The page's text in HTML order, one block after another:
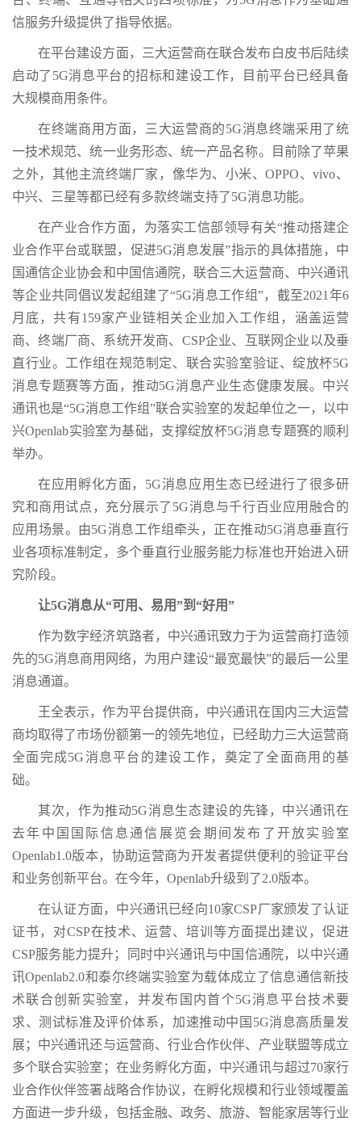
信服务升级提供了指导依据。
在平台建设方面，三大运营商在联合发布白皮书后陆续
启动了5G消息平台的招标和建设工作，目前平台已经具备
大规模商用条件。
在终端商用方面，三大运营商的5G消息终端采用了统
一技术规范、统一业务形态、统一产品名称。目前除了苹果
之外，其他主流终端厂家，像华为、小米、OPPO、vivo、
中兴、三星等都已经有多款终端支持了5G消息功能。
在产业合作方面，为落实工信部领导有关“推动搭建企
业合作平台或联盟，促进5G消息发展”指示的具体措施，中
国通信企业协会和中国信通院，联合三大运营商、中兴通讯
等企业共同倡议发起组建了“5G消息工作组”，截至2021年6
月底，共有159家产业链相关企业加入工作组，涵盖运营
商、终端厂商、系统开发商、CSP企业、互联网企业以及垂
直行业。工作组在规范制定、联合实验室验证、绽放杯5G
消息专题赛等方面，推动5G消息产业生态健康发展。中兴
通讯也是“5G消息工作组”联合实验室的发起单位之一，以中
兴Openlab实验室为基础，支撑绽放杯5G消息专题赛的顺利
举办。
在应用孵化方面，5G消息应用生态已经进行了很多研
究和商用试点，充分展示了5G消息与千行百业应用融合的
应用场景。由5G消息工作组牵头，正在推动5G消息垂直行
业各项标准制定，多个垂直行业服务能力标准也开始进入研
究阶段。
让5G消息从“可用、易用”到“好用”
作为数字经济筑路者，中兴通讯致力于为运营商打造领
先的5G消息商用网络，为用户建设“最宽最快”的最后一公里
消息通道。
王全表示，作为平台提供商，中兴通讯在国内三大运营
商均取得了市场份额第一的领先地位，已经助力三大运营商
全面完成5G消息平台的建设工作，奠定了全面商用的基
础。
其次，作为推动5G消息生态建设的先锋，中兴通讯在
去年中国国际信息通信展览会期间发布了开放实验室
Openlab1.0版本，协助运营商为开发者提供便利的验证平台
和业务创新平台。在今年，Openlab升级到了2.0版本。
在认证方面，中兴通讯已经向10家CSP厂家颁发了认证
证书，对CSP在技术、运营、培训等方面提出建议，促进
CSP服务能力提升；同时中兴通讯与中国信通院，以中兴通
讯Openlab2.0和泰尔终端实验室为载体成立了信息通信新技
术联合创新实验室，并发布国内首个5G消息平台技术要
求、测试标准及评价体系，加速推动中国5G消息高质量发
展；中兴通讯还与运营商、行业合作伙伴、产业联盟等成立
多个联合实验室；在业务孵化方面，中兴通讯与超过70家行
业合作伙伴签署战略合作协议，在孵化规模和行业领域覆盖
方面进一步升级，包括金融、政务、旅游、智能家居等行业